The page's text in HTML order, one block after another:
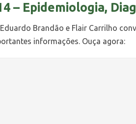
– Epidemiologia,
Brandão e Flair Carrilho
informações. Ouça agora: